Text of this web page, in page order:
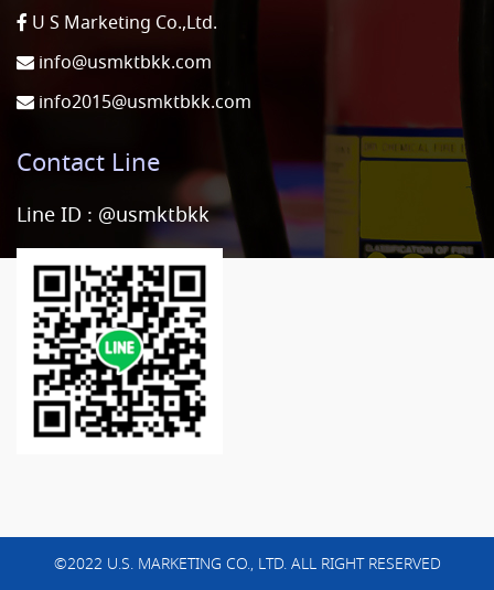
U S Marketing Co.,Ltd.
info@usmktbkk.com
info2015@usmktbkk.com
Contact Line
Line ID : @usmktbkk
©2022 U.S. MARKETING CO., LTD. ALL RIGHT RESERVED